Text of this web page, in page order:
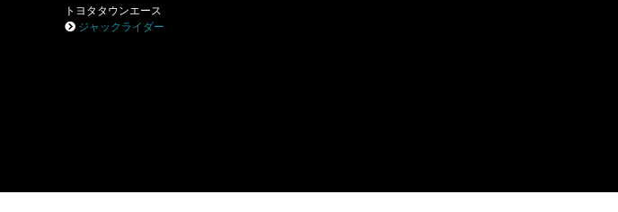
トヨタタウンエース
ジャックライダー